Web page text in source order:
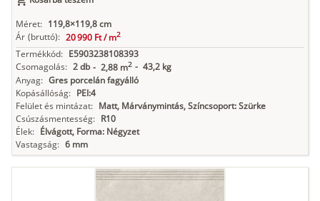
Méret: 119,8×119,8 cm
Ár (bruttó): 20 990 Ft /m2
Termékkód: E5903238108393
Csomagolás: 2 db - 2,88 m2 - 43,2 kg
Anyag: Gres porcelán fagyálló
Kopásállóság: PEI:4
Felület és mintázat: Matt, Márványmintás, Színcsoport: Szürke
Csúszásmentesség: R10
Élek: Élvágott, Forma: Négyzet
Vastagság: 6 mm